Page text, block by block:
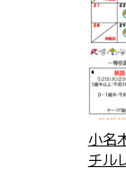
小名
チル